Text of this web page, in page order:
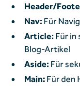
Header/
Nav: Für
Article: Für in
Blog-Artikel
Aside: Für
Main: Für den